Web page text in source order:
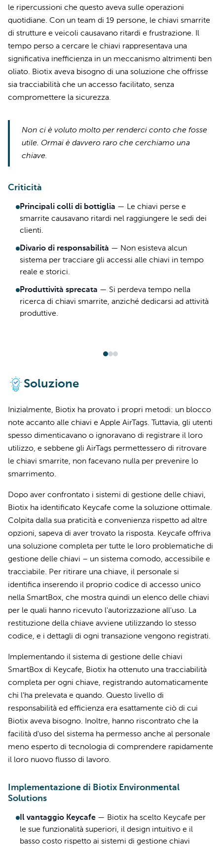
le ripercussioni che questo aveva sulle operazioni
quotidiane. Con un team di 19 persone, le chiavi smarrite
di strutture e veicoli causavano ritardi e frustrazione. Il
tempo perso a cercare le chiavi rappresentava una
significativa inefficienza in un meccanismo altrimenti ben
oliato. Biotix aveva bisogno di una soluzione che offrisse
sia tracciabilità che un accesso facilitato, senza
compromettere la sicurezza.
Non ci è voluto molto per renderci conto che fosse
utile. Ormai è davvero raro che cerchiamo una
chiave.
Criticità
Principali colli di bottiglia — Le chiavi perse e
smarrite causavano ritardi nel raggiungere le sedi dei
clienti.
Divario di responsabilità — Non esisteva alcun
sistema per tracciare gli accessi alle chiavi in tempo
reale e storici.
Produttività sprecata — Si perdeva tempo nella
ricerca di chiavi smarrite, anziché dedicarsi ad attività
produttive.
Soluzione
Inizialmente, Biotix ha provato i propri metodi: un blocco
note accanto alle chiavi e Apple AirTags. Tuttavia, gli utenti
spesso dimenticavano o ignoravano di registrare il loro
utilizzo, e sebbene gli AirTags permettessero di ritrovare
le chiavi smarrite, non facevano nulla per prevenire lo
smarrimento.
Dopo aver confrontato i sistemi di gestione delle chiavi,
Biotix ha identificato Keycafe come la soluzione ottimale.
Colpita dalla sua praticità e convenienza rispetto ad altre
opzioni, sapeva di aver trovato la risposta. Keycafe offriva
una soluzione completa per tutte le loro problematiche di
gestione delle chiavi – un sistema comodo, accessibile e
tracciabile. Per ritirare una chiave, il personale si
identifica inserendo il proprio codice di accesso unico
nella SmartBox, che mostra quindi un elenco delle chiavi
per le quali hanno ricevuto l'autorizzazione all'uso. La
restituzione della chiave avviene utilizzando lo stesso
codice, e i dettagli di ogni transazione vengono registrati.
Implementando il sistema di gestione delle chiavi
SmartBox di Keycafe, Biotix ha ottenuto una tracciabilità
completa per ogni chiave, registrando automaticamente
chi l'ha prelevata e quando. Questo livello di
responsabilità ed efficienza era esattamente ciò di cui
Biotix aveva bisogno. Inoltre, hanno riscontrato che la
facilità d'uso del sistema ha permesso anche al personale
meno esperto di tecnologia di comprendere rapidamente
il loro nuovo flusso di lavoro.
Implementazione di Biotix Environmental
Solutions
Il vantaggio Keycafe — Biotix ha scelto Keycafe per
le sue funzionalità superiori, il design intuitivo e il
basso costo rispetto ai sistemi di gestione chiavi